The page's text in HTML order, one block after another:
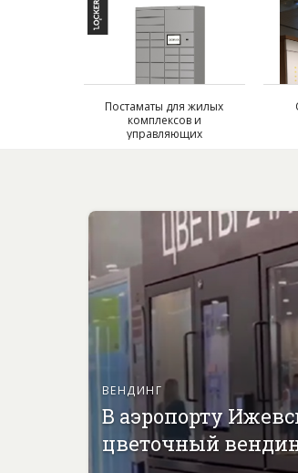
Постаматы для жилых
комплексов и
управляющих
ВЕНДИНГ
В аэропорту
цветочный